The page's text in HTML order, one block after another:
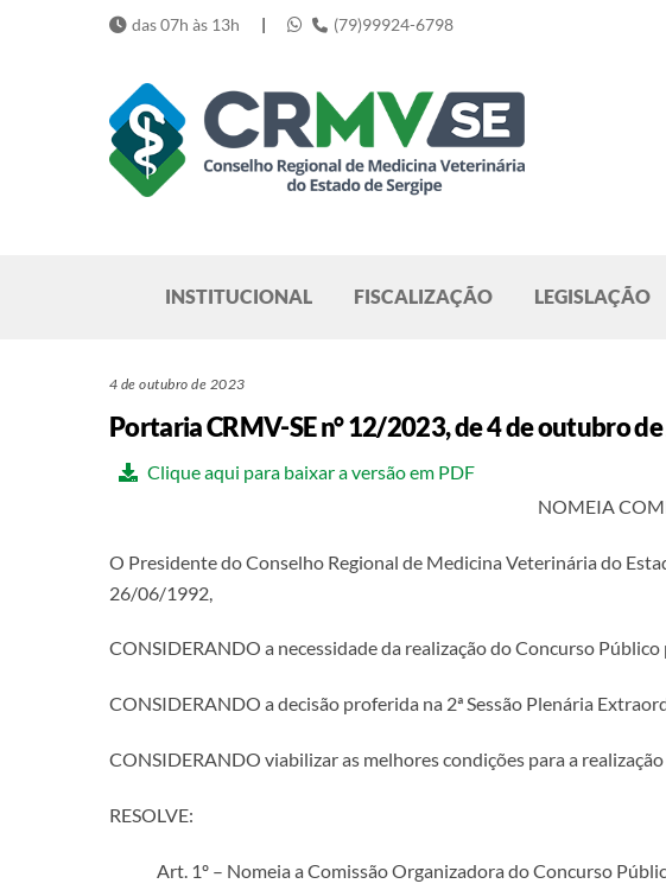
das 07h às 13h | (79)99924-6798
INSTITUCIONAL FISCALIZAÇÃO LEGISLAÇÃO
4 de outubro de 2023
Portaria CRMV-SE n° 12/2023, de 4 de outubro
Clique aqui para baixar a versão em PDF
NOMEIA
O Presidente do Conselho Regional de Medicina Veterinária do
26/06/1992,
CONSIDERANDO a necessidade da realização do Concurso
CONSIDERANDO a decisão proferida na 2ª Sessão Plenária
CONSIDERANDO viabilizar as melhores condições para a
RESOLVE:
Art. 1º – Nomeia a Comissão Organizadora do Concurso